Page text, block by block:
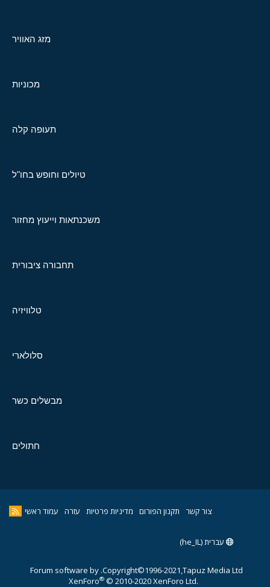
מזג האוויר
מכוניות
תעופה קלה
טיולים וחופש בחו"ל
משכנתאות וייעוץ מחזור
תחבורה ציבורית
טלוויזיה
סלולארי
מבשלים כשר
חתולים
צור קשר תקנון הפורום מדיניות פרטיות עזרה עמוד ראשי
עברית (he_IL)
Copyright©1996-2021,Tapuz Media Ltd.
Forum software by
XenForo® © 2010-2020 XenForo Ltd.